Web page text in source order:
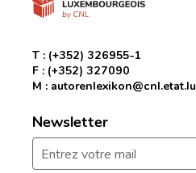
T : (+352) 326955-1
F : (+352) 327090
M : autorenlexikon@cnl.etat.lu
Newsletter